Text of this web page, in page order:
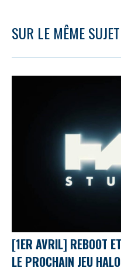
SUR LE MÊME SUJET
[1ER AVRIL] REBOOT
LE PROCHAIN JEU HALO